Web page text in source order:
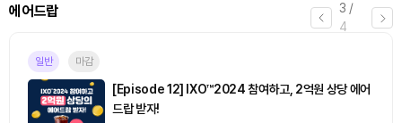
3 /
4
에어드랍
일반 마감
[Episode 12] IXO™2024 참여하고, 2억원 상당 에어
드랍 받자!